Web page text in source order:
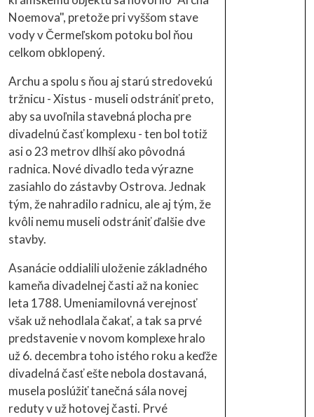
Noemova", pretože pri vyššom stave
vody v Čermeľskom potoku bol ňou
celkom obklopený.
Archu a spolu s ňou aj starú stredovekú
tržnicu - Xistus - museli odstrániť preto,
aby sa uvoľnila stavebná plocha pre
divadelnú časť komplexu - ten bol totiž
asi o 23 metrov dlhší ako pôvodná
radnica. Nové divadlo teda výrazne
zasiahlo do zástavby Ostrova. Jednak
tým, že nahradilo radnicu, ale aj tým, že
kvôli nemu museli odstrániť ďalšie dve
stavby.
Asanácie oddialili uloženie základného
kameňa divadelnej časti až na koniec
leta 1788. Umeniamilovná verejnosť
však už nehodlala čakať, a tak sa prvé
predstavenie v novom komplexe hralo
už 6. decembra toho istého roku a keďže
divadelná časť ešte nebola dostavaná,
musela poslúžiť tanečná sála novej
reduty v už hotovej časti. Prvé